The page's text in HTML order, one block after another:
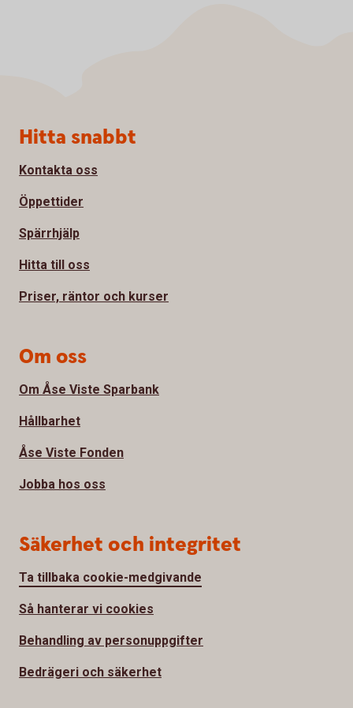
Sidfot
Hitta snabbt
Kontakta oss
Öppettider
Spärrhjälp
Hitta till oss
Priser, räntor och kurser
Om oss
Om Åse Viste Sparbank
Hållbarhet
Åse Viste Fonden
Jobba hos oss
Säkerhet och integritet
Ta tillbaka cookie-medgivande
Så hanterar vi cookies
Behandling av personuppgifter
Bedrägeri och säkerhet